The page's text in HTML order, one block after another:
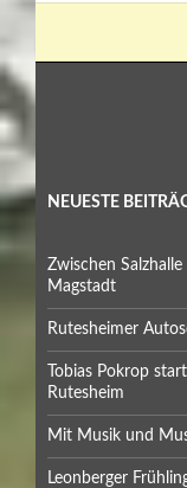
NEUESTE
Zwischen
Magstadt
Rutesheimer
Tobias Pokrop
Rutesheim
Mit Musik und
Leonberger